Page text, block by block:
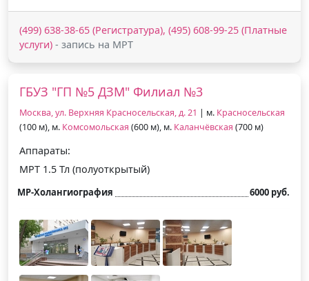
(499) 638-38-65 (Регистратура), (495) 608-99-25 (Платные
услуги) - запись на МРТ
ГБУЗ "ГП №5 ДЗМ" Филиал №3
Москва, ул. Верхняя Красносельская, д. 21 | м. Красносельская
(100 м), м. Комсомольская (600 м), м. Каланчёвская (700 м)
Аппараты:
МРТ 1.5 Тл (полуоткрытый)
МР-Холангиография 6000 руб.